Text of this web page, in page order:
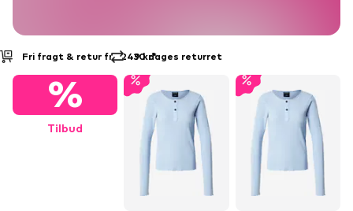
Fri fragt & retur fra 249 kr*30 dages returret
%
Tilbud